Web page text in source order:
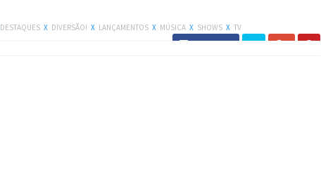
DESTAQUES X DIVERSÃO! X LANÇAMENTOS X MÚSICA X SHOWS X TV
Facebook